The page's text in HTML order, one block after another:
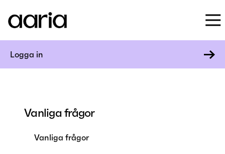
Logga in
Vanliga frågor
Vanliga frågor